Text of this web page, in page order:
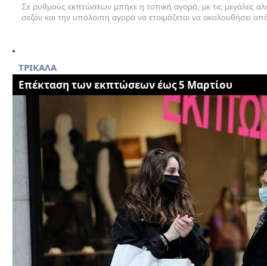
Σε ρυθμούς εκπτώσεων μπήκε η τοπική αγορά, με τις μεγάλες
σεζόν και την υπόλοιπη αγορά να ετοιμάζεται να ακολουθήσει
TΡΙΚΑΛΑ
Επέκταση των εκπτώσεων έως 5 Μαρτίου